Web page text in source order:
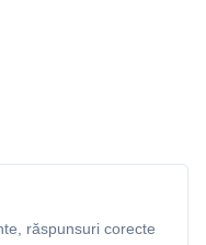
răspunsuri corecte